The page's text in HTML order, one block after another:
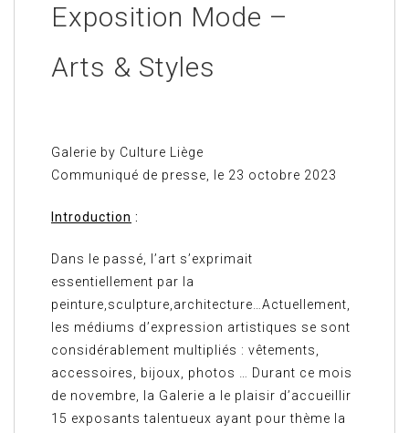
Exposition Mode –
Arts & Styles
Galerie by Culture Liège
Communiqué de presse, le 23 octobre 2023
Introduction :
Dans le passé, l’art s’exprimait
essentiellement par la
peinture,sculpture,architecture…Actuellement,
les médiums d’expression artistiques se sont
considérablement multipliés : vêtements,
accessoires, bijoux, photos … Durant ce mois
de novembre, la Galerie a le plaisir d’accueillir
15 exposants talentueux ayant pour thème la